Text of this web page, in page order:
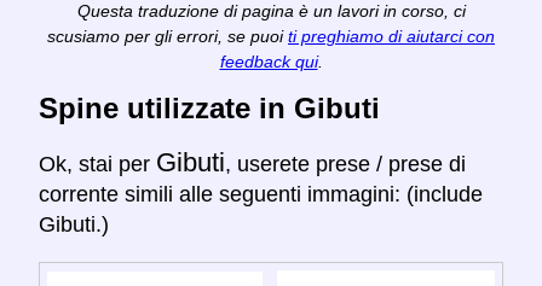
Questa traduzione di pagina è un lavori in corso, ci
scusiamo per gli errori, se puoi ti preghiamo di aiutarci con
feedback qui.
Spine utilizzate in Gibuti
Ok, stai per Gibuti, userete prese / prese di
corrente simili alle seguenti immagini: (include
Gibuti.)